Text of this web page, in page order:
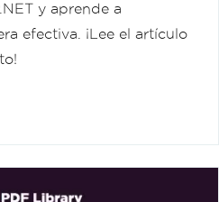
y aprende a
efectiva. ¡Lee el artículo